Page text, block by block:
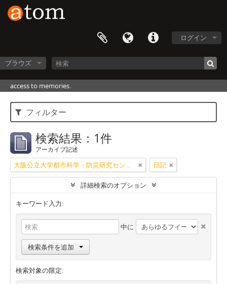
ログイン
ブラウズ
access to memories.
フィルター
検索結果：1件
アーカイブ記述
大阪公立大学都市科学・防災研究センター 日記
詳細検索のオプション
キーワード入力:
中に
検索条件を追加
検索対象の限定: